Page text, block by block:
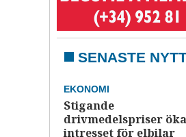
SENASTE
EKONOMI
Stigande
drivmedelspriser
intresset för elbilar